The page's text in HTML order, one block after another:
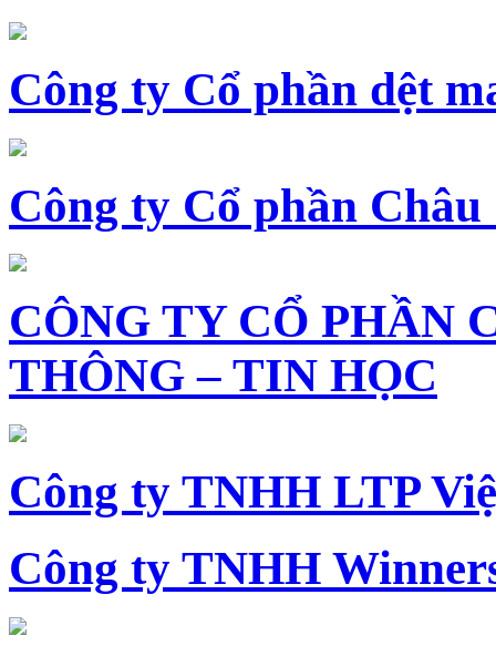
Công ty Cổ phần dệt
Công ty Cổ phần Châu
CÔNG TY CỔ PHẦN
THÔNG – TIN HỌC
Công ty TNHH LTP
Công ty TNHH